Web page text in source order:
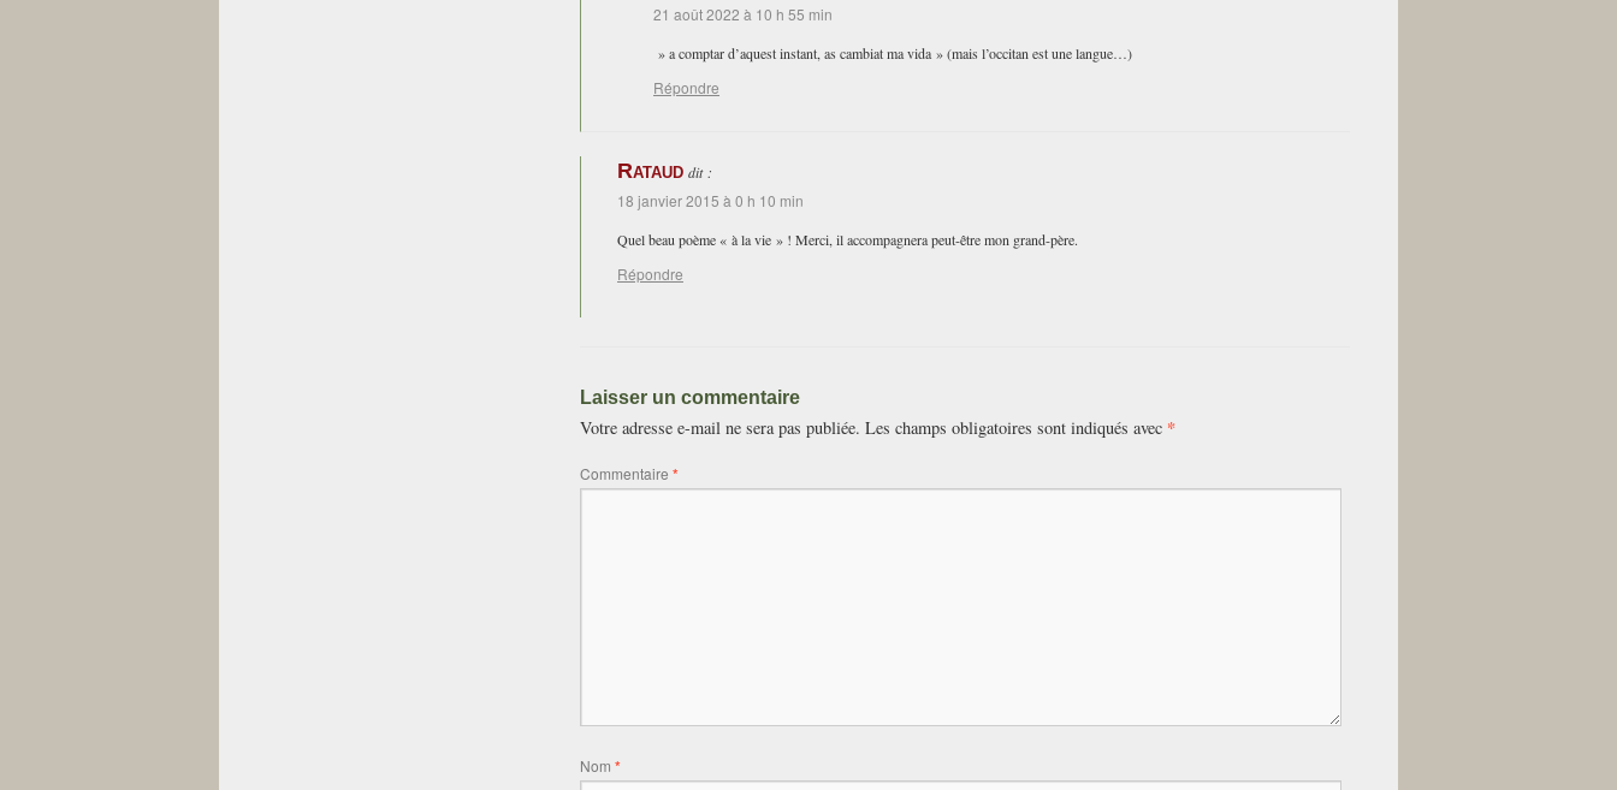
21 août 2022 à 10 h 55 min
» a comptar d’aquest instant, as cambiat ma vida » (mais l’occitan est une langue…)
Répondre
Rataud dit :
18 janvier 2015 à 0 h 10 min
Quel beau poème « à la vie » ! Merci, il accompagnera peut-être mon grand-père.
Répondre
Laisser un commentaire
Votre adresse e-mail ne sera pas publiée. Les champs obligatoires sont indiqués avec *
Commentaire *
Nom *